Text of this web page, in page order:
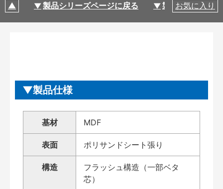
製品シリーズページに戻る 製品仕様
お気に入り
製品仕様
基材 MDF
表面 ポリサンドシート張り
構造
フラッシュ構造（一部ベタ
芯）